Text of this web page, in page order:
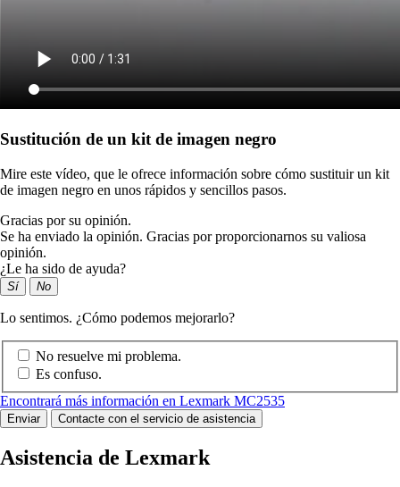
Sustitución de un kit de imagen negro
Mire este vídeo, que le ofrece información sobre cómo sustituir un kit
de imagen negro en unos rápidos y sencillos pasos.
Gracias por su opinión.
Se ha enviado la opinión. Gracias por proporcionarnos su valiosa
opinión.
¿Le ha sido de ayuda?
Sí No
Lo sentimos. ¿Cómo podemos mejorarlo?
No resuelve mi problema.
Es confuso.
Encontrará más información en Lexmark MC2535
Enviar Contacte con el servicio de asistencia
Asistencia de Lexmark